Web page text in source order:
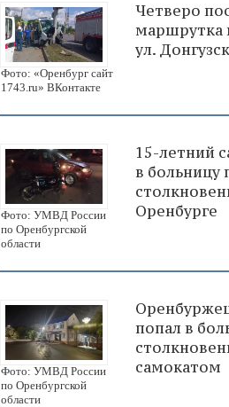
Фото: «Оренбург сайт
1743.ru» ВКонтакте
Четверо
маршрутка
ул.
Фото: УМВД России
по Оренбургской
области
15-летний
в больницу
Оренбурге
Фото: УМВД России
по Оренбургской
области
попал в
самокатом